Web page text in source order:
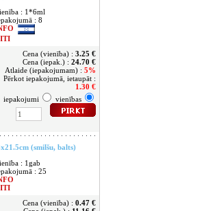
: 1*6ml
: 8
Cena (vienība) : 3.25 €
Cena (iepak.) : 24.70 €
Atlaide (iepakojumam) : 5%
Pērkot iepakojumā, ietaupāt :
1.30 €
iepakojumi
vienības
(smilšu, balts)
: 1gab
: 25
Cena (vienība) : 0.47 €